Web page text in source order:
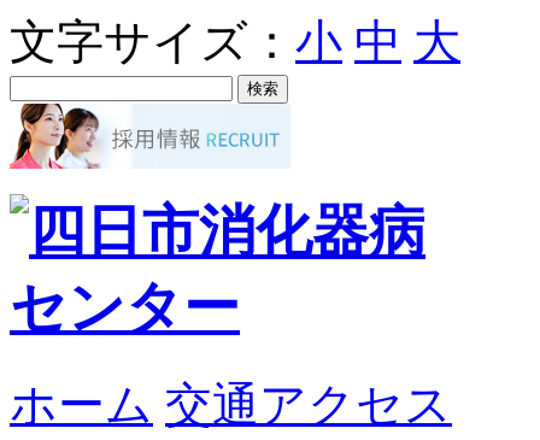
文字サイズ： 小 中 大
ホーム 交通アクセス